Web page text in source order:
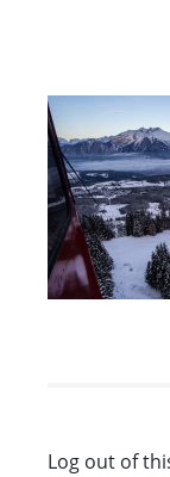
Log out of